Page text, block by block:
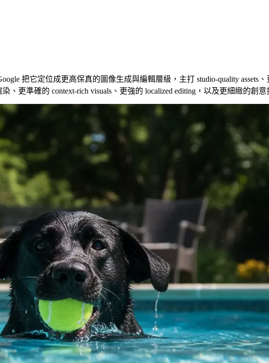
把它定位成更高保真的圖像生成與編輯層級，主打 studio-quality
更準確的 context-rich visuals、更強的 localized editing，以及更細緻的創意